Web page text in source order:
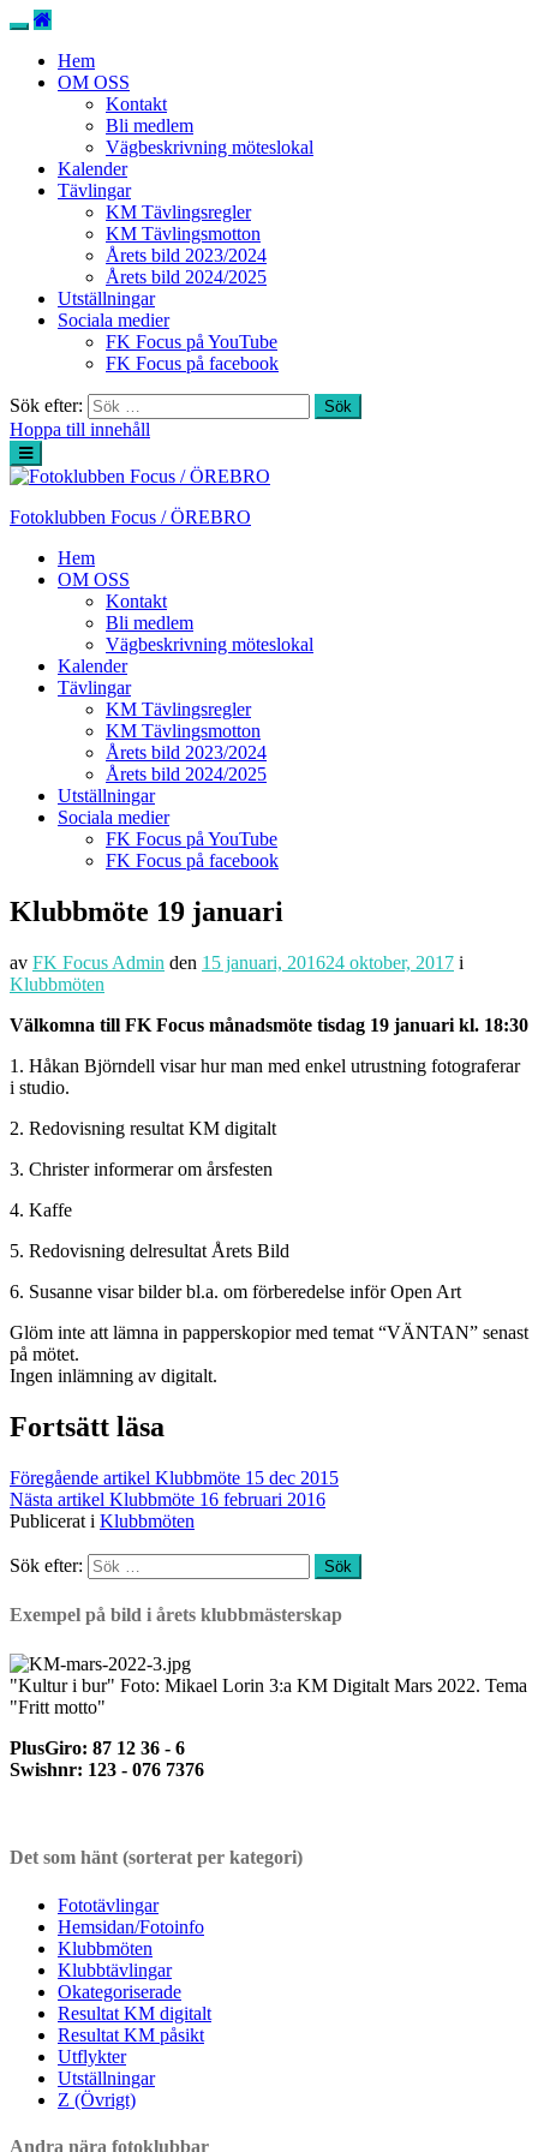
Hem
OM OSS
Kontakt
Bli medlem
Vägbeskrivning möteslokal
Kalender
Tävlingar
KM Tävlingsregler
KM Tävlingsmotton
Årets bild 2023/2024
Årets bild 2024/2025
Utställningar
Sociala medier
FK Focus på YouTube
FK Focus på facebook
Sök efter:
Hoppa till innehåll
Fotoklubben Focus / ÖREBRO
Hem
OM OSS
Kontakt
Bli medlem
Vägbeskrivning möteslokal
Kalender
Tävlingar
KM Tävlingsregler
KM Tävlingsmotton
Årets bild 2023/2024
Årets bild 2024/2025
Utställningar
Sociala medier
FK Focus på YouTube
FK Focus på facebook
Klubbmöte 19 januari
av FK Focus Admin den 15 januari, 201624 oktober, 2017 i
Klubbmöten
Välkomna till FK Focus månadsmöte tisdag 19 januari kl. 18:30
1. Håkan Björndell visar hur man med enkel utrustning fotograferar
i studio.
2. Redovisning resultat KM digitalt
3. Christer informerar om årsfesten
4. Kaffe
5. Redovisning delresultat Årets Bild
6. Susanne visar bilder bl.a. om förberedelse inför Open Art
Glöm inte att lämna in papperskopior med temat “VÄNTAN” senast
på mötet.
Ingen inlämning av digitalt.
Fortsätt läsa
Föregående artikel Klubbmöte 15 dec 2015
Nästa artikel Klubbmöte 16 februari 2016
Publicerat i Klubbmöten
Sök efter:
Exempel på bild i årets klubbmästerskap
"Kultur i bur" Foto: Mikael Lorin 3:a KM Digitalt Mars 2022. Tema
"Fritt motto"
PlusGiro: 87 12 36 - 6
Swishnr: 123 - 076 7376
Det som hänt (sorterat per kategori)
Fototävlingar
Hemsidan/Fotoinfo
Klubbmöten
Klubbtävlingar
Okategoriserade
Resultat KM digitalt
Resultat KM påsikt
Utflykter
Utställningar
Z (Övrigt)
Andra nära fotoklubbar